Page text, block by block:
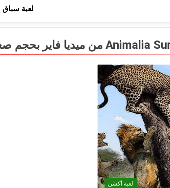
لعبة سباق
لعبة أكشن